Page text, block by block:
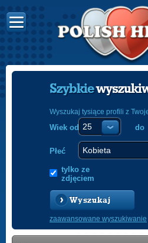
Szybkie
Wyszukaj tysiące profili z
Wiek od do
Płeć
tylko ze
zdjęciem
Wyszukaj
zaawansowane wyszukiwanie